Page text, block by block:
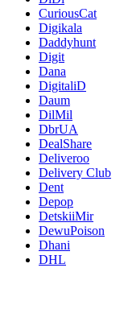
CuriousCat
Digikala
Daddyhunt
Digit
Dana
DigitaliD
Daum
DilMil
DbrUA
DealShare
Deliveroo
Delivery Club
Dent
Depop
DetskiiMir
DewuPoison
Dhani
DHL